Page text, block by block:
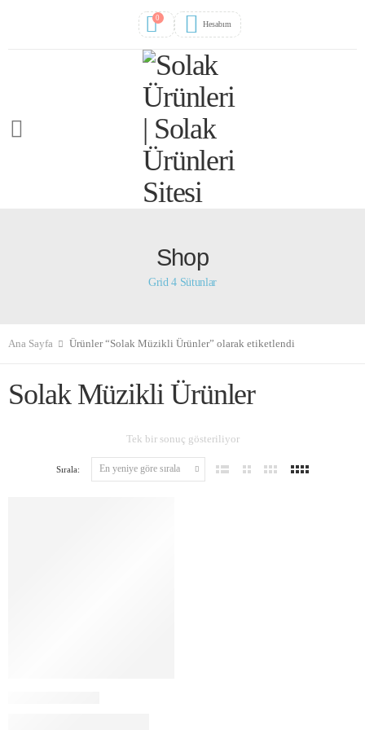
0
Hesabım
Shop
Grid 4 Sütunlar
Ana Sayfa Ürünler “Solak Müzikli Ürünler” olarak etiketlendi
Solak Müzikli Ürünler
Tek bir sonuç gösteriliyor
Sırala: